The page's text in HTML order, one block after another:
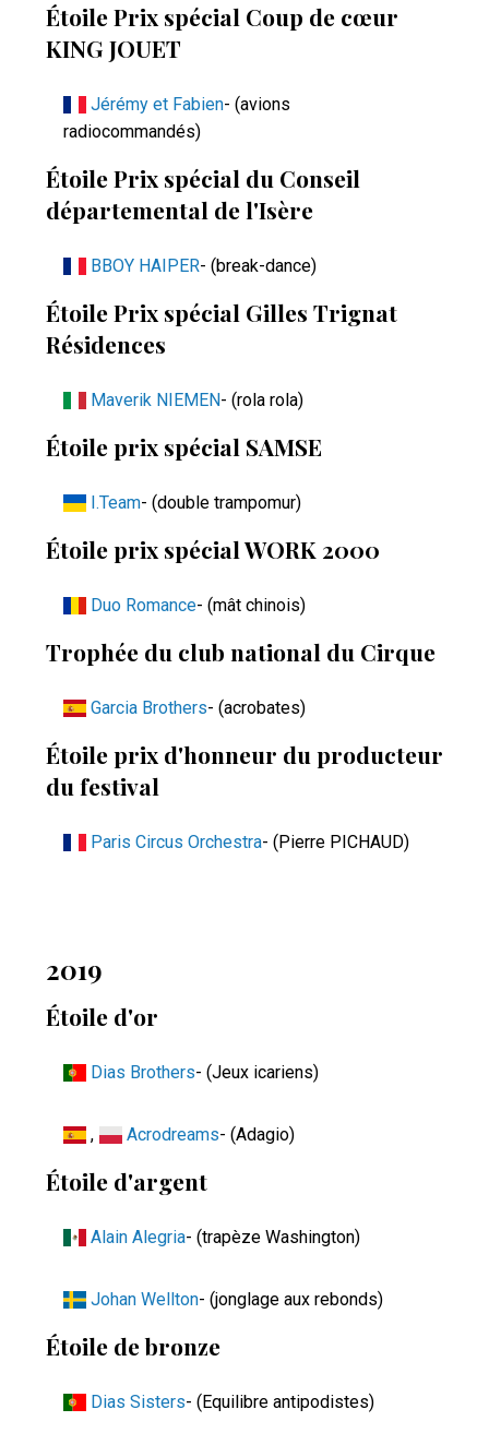
Étoile Prix spécial Coup de cœur
KING JOUET
Jérémy et Fabien- (avions
radiocommandés)
Étoile Prix spécial du Conseil
départemental de l'Isère
BBOY HAIPER- (break-dance)
Étoile Prix spécial Gilles Trignat
Résidences
Maverik NIEMEN- (rola rola)
Étoile prix spécial SAMSE
I.Team- (double trampomur)
Étoile prix spécial WORK 2000
Duo Romance- (mât chinois)
Trophée du club national du Cirque
Garcia Brothers- (acrobates)
Étoile prix d'honneur du producteur
du festival
Paris Circus Orchestra- (Pierre PICHAUD)
2019
Étoile d'or
Dias Brothers- (Jeux icariens)
, Acrodreams- (Adagio)
Étoile d'argent
Alain Alegria- (trapèze Washington)
Johan Wellton- (jonglage aux rebonds)
Étoile de bronze
Dias Sisters- (Equilibre antipodistes)